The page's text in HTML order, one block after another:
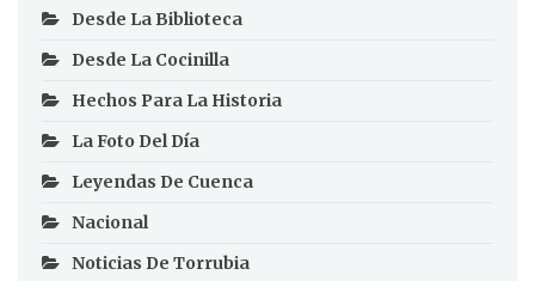
Desde La Biblioteca
Desde La Cocinilla
Hechos Para La Historia
La Foto Del Día
Leyendas De Cuenca
Nacional
Noticias De Torrubia